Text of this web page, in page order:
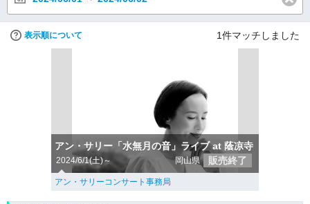
表示順について 1件マッチしました
アン・サリー「水無月の音」ライブ at 蔭凉寺
2024/6/1(土)～ 岡山県 販売終了
アン・サリーコンサート事務局